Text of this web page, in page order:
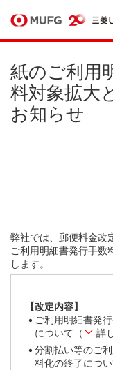
紙のご利用
料対象拡大
お知らせ
弊社では、郵便料金改
ご利用明細書発行手数
します。
【改定内容】
ご利用明細書発
について（
詳
分割払い等のご
料化の終了につ